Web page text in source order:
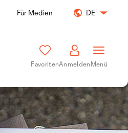
Für Medien DE
FavoritenAnmeldenMenü